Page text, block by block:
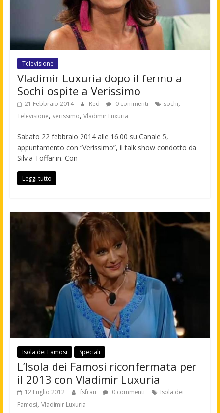
Televisione
Vladimir Luxuria dopo il fermo a
Sochi ospite a Verissimo
21 Febbraio 2014 Red 0 commenti sochi,
Televisione, verissimo, Vladimir Luxuria
Sabato 22 febbraio 2014 alle 16.00 su Canale 5,
appuntamento con “Verissimo”, il talk show condotto da
Silvia Toffanin. Con
Leggi tutto
Isola dei Famosi Speciali
L’Isola dei Famosi riconfermata per
il 2013 con Vladimir Luxuria
12 Luglio 2012 fsfrau 0 commenti
Isola dei
Famosi, Vladimir Luxuria